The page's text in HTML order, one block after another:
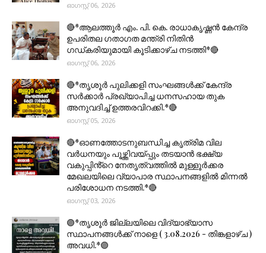
ഓഗസ്റ്റ് 06, 2026
🔴*ആലത്തൂർ എം. പി. കെ. രാധാകൃഷ്ണൻ കേന്ദ്ര
ഉപരിതല ഗതാഗത മന്ത്രി നിതിൻ
ഗഡ്കരിയുമായി കൂടിക്കാഴ്ച നടത്തി*🔴
ഓഗസ്റ്റ് 06, 2026
🔴*തൃശൂര്‍ പുലിക്കളി സംഘങ്ങള്‍ക്ക് കേന്ദ്ര
സര്‍ക്കാര്‍ പ്രഖ്യാപിച്ച ധനസഹായ തുക
അനുവദിച്ച് ഉത്തരവിറക്കി.*🔴
ഓഗസ്റ്റ് 05, 2026
🔴*ഓണത്തോടനുബന്ധിച്ച കൃത്രിമ വില
വർധനയും പൂഴ്ത്തിവയ്പ്പും തടയാൻ ഭക്ഷ്യ
വകുപ്പിൻ്റെ നേതൃത്വത്തിൽ മുള്ളൂർക്കര
മേഖലയിലെ വ്യാപാര സ്ഥാപനങ്ങളിൽ മിന്നൽ
പരിശോധന നടത്തി.*🔴
ഓഗസ്റ്റ് 03, 2026
🟣*തൃശൂര്‍ ജില്ലയിലെ വിദ്യാഭ്യാസ
സ്ഥാപനങ്ങൾക്ക് നാളെ ( 3.08.2026 - തിങ്കളാഴ്ച )
അവധി.*🟣